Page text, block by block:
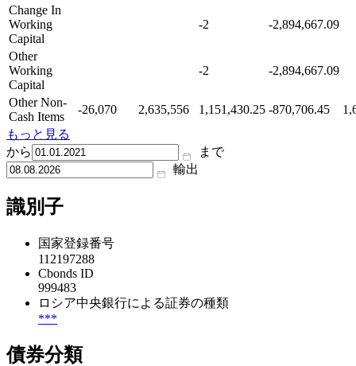
Change In
Working
Capital
-2 -2,894,667.09
Other
Working
Capital
-2 -2,894,667.09
Other Non-
Cash Items
-26,070 2,635,556 1,151,430.25 -870,706.45
もっと見る
から
まで
輸出
識別子
国家登録番号
112197288
Cbonds ID
999483
ロシア中央銀行による証券の種類
***
債券分類